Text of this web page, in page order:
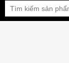
Bạn đang xem tại: